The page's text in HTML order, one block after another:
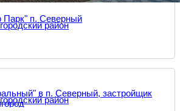
Парк" п. Северный
район
в п. Северный, застройщик
район